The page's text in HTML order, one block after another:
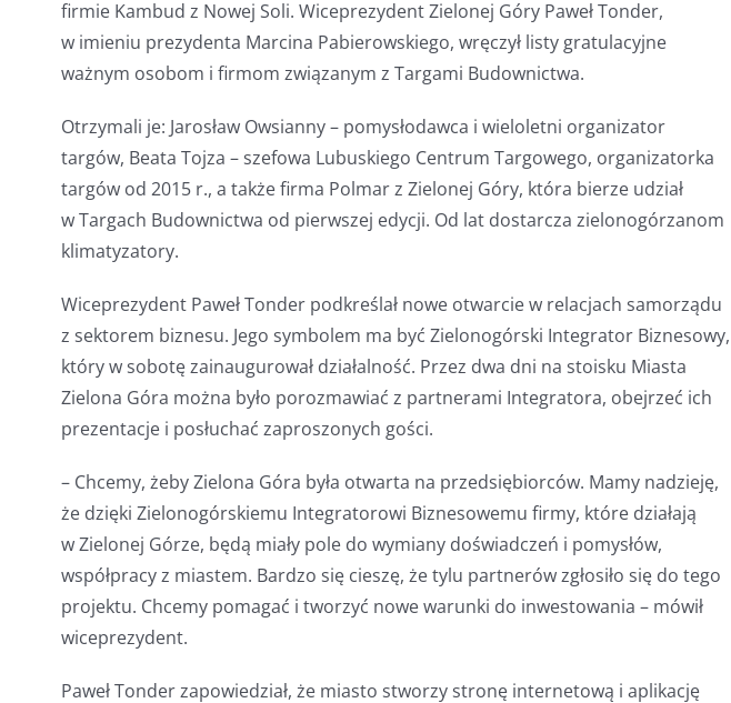
firmie Kambud z Nowej Soli. Wiceprezydent Zielonej Góry Paweł Tonder,
w imieniu prezydenta Marcina Pabierowskiego, wręczył listy gratulacyjne
ważnym osobom i firmom związanym z Targami Budownictwa.
Otrzymali je: Jarosław Owsianny – pomysłodawca i wieloletni organizator
targów, Beata Tojza – szefowa Lubuskiego Centrum Targowego, organizatorka
targów od 2015 r., a także firma Polmar z Zielonej Góry, która bierze udział
w Targach Budownictwa od pierwszej edycji. Od lat dostarcza zielonogórzanom
klimatyzatory.
Wiceprezydent Paweł Tonder podkreślał nowe otwarcie w relacjach samorządu
z sektorem biznesu. Jego symbolem ma być Zielonogórski Integrator Biznesowy,
który w sobotę zainaugurował działalność. Przez dwa dni na stoisku Miasta
Zielona Góra można było porozmawiać z partnerami Integratora, obejrzeć ich
prezentacje i posłuchać zaproszonych gości.
– Chcemy, żeby Zielona Góra była otwarta na przedsiębiorców. Mamy nadzieję,
że dzięki Zielonogórskiemu Integratorowi Biznesowemu firmy, które działają
w Zielonej Górze, będą miały pole do wymiany doświadczeń i pomysłów,
współpracy z miastem. Bardzo się cieszę, że tylu partnerów zgłosiło się do tego
projektu. Chcemy pomagać i tworzyć nowe warunki do inwestowania – mówił
wiceprezydent.
Paweł Tonder zapowiedział, że miasto stworzy stronę internetową i aplikację